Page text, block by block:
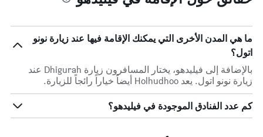
ما هي المدن الأخرى التي يمكنك الإقامة فيها عند زيارة نونو
اتول؟
بالإضافة إلى فيليدهو، يختار المسافرون زيارة Dhigurah عند
زيارة نونو اتول. يعد Holhudhoo أيضاً خياراً رائجاً للزيارة.
كم عدد الفنادق الموجودة في فيليدهو؟